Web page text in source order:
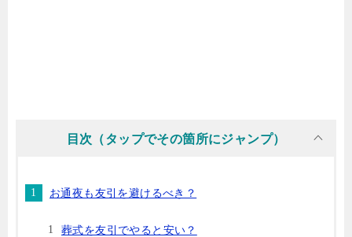
目次（タップでその箇所にジャンプ）
お通夜も友引を避けるべき？
葬式を友引でやると安い？